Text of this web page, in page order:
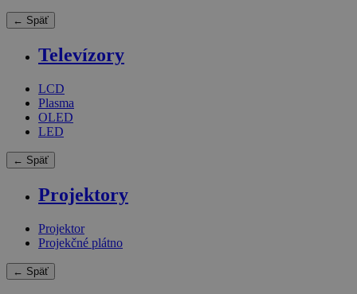
← Späť
Televízory
LCD
Plasma
OLED
LED
← Späť
Projektory
Projektor
Projekčné plátno
← Späť